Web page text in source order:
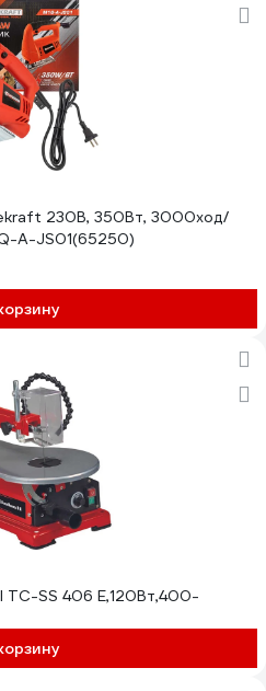
230В, 350Вт, 3000ход/
A-JS01(65250)
TC-SS 406 E,120Вт,400-